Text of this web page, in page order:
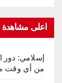
اعلى مشاهدة
إسلامي: دور
من أي وقت